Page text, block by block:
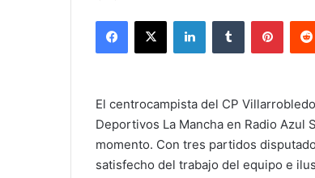
El centrocampista del CP
Deportivos La Mancha en Radio Azul
momento. Con tres partidos
satisfecho del trabajo del equipo e